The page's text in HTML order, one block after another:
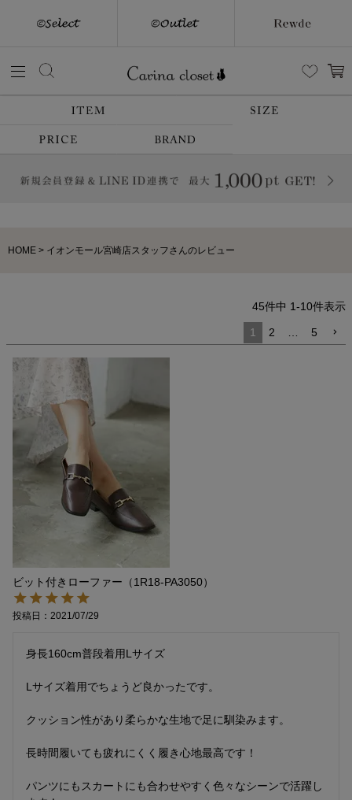
HOME イオンモール宮崎店スタッフさんのレビュー
45件中 1-10件表示
1 2 5
ビット付きローファー（1R18-PA3050）
投稿日 2021/07/29
身長160cm普段着用Lサイズ
Lサイズ着用でちょうど良かったです。
クッション性があり柔らかな生地で足に馴染みます。
長時間履いても疲れにくく履き心地最高です！
パンツにもスカートにも合わせやすく色々なシーンで活躍し